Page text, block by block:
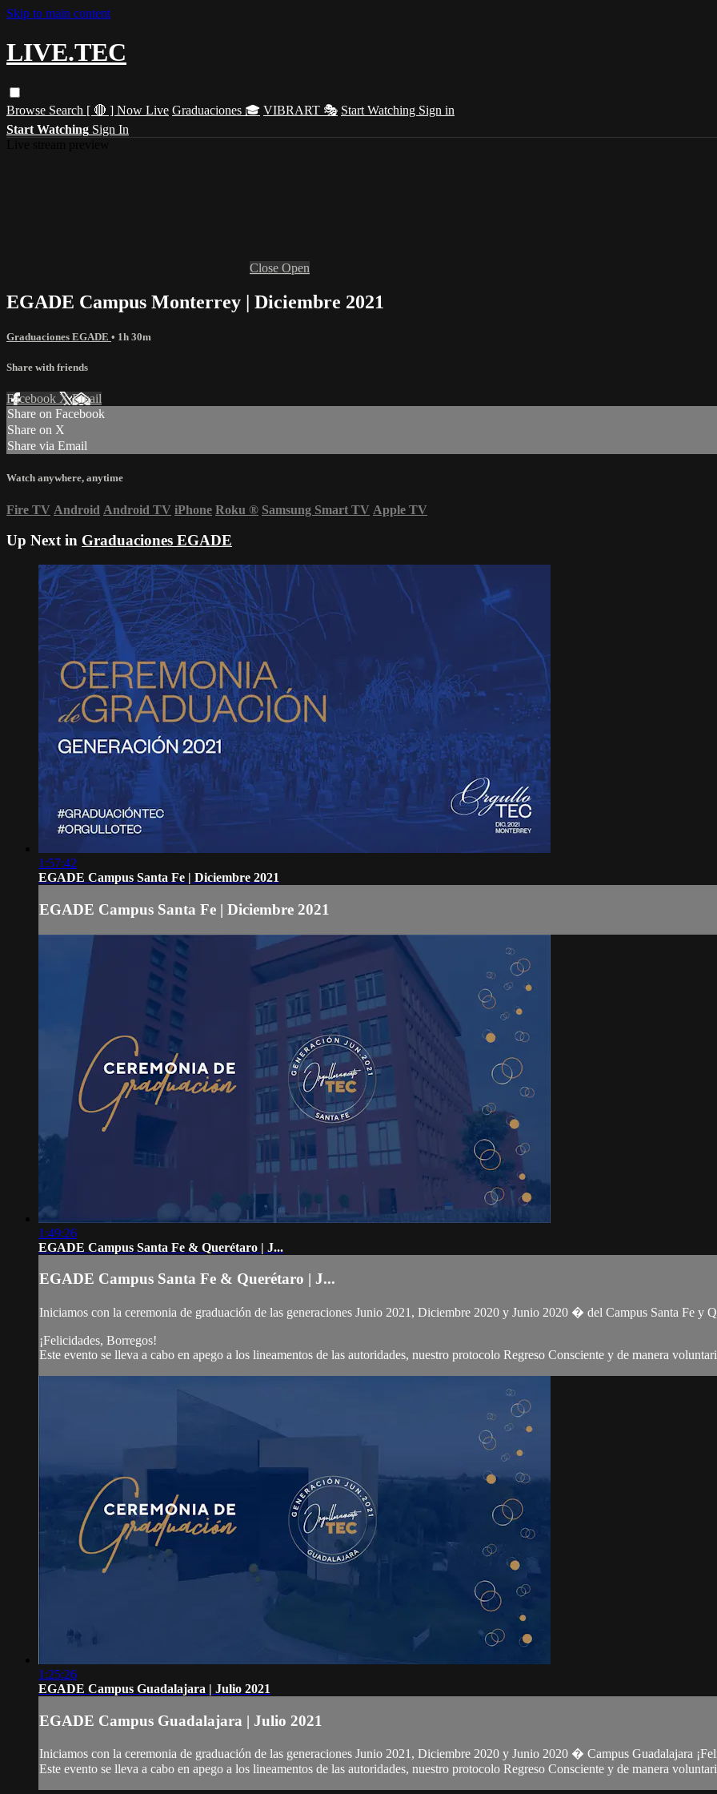
Skip to main content
LIVE.TEC
Browse Search [ 🔴 ] Now Live Graduaciones 🎓 VIBRART 🎭 Start Watching Sign in
Start Watching Sign In
Close Open
EGADE Campus Monterrey | Diciembre 2021
Graduaciones EGADE • 1h 30m
Share with friends
Facebook XEmail
Share on Facebook
Share on X
Share via Email
Watch anywhere, anytime
Fire TV Android Android TV iPhone Roku ® Samsung Smart TV Apple TV
Up Next in Graduaciones EGADE
1:57:42
EGADE Campus Santa Fe | Diciembre 2021
EGADE Campus Santa Fe | Diciembre 2021
1:49:26
EGADE Campus Santa Fe & Querétaro | J...
EGADE Campus Santa Fe & Querétaro | J...
Iniciamos con la ceremonia de graduación de las generaciones Junio 2021, Diciembre 2020 y Junio 2020 � del Campus Santa Fe y
¡Felicidades, Borregos!
Este evento se lleva a cabo en apego a los lineamentos de las autoridades, nuestro protocolo Regreso Consciente y de manera
1:25:26
EGADE Campus Guadalajara | Julio 2021
EGADE Campus Guadalajara | Julio 2021
Iniciamos con la ceremonia de graduación de las generaciones Junio 2021, Diciembre 2020 y Junio 2020 � Campus Guadalajara
Este evento se lleva a cabo en apego a los lineamentos de las autoridades, nuestro protocolo Regreso Consciente y de manera